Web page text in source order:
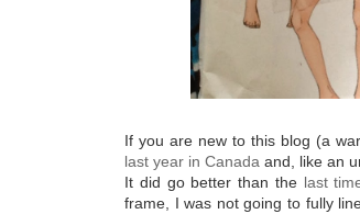
If you are new to this blog (a
last year in Canada and, like an
It did go better than the last
frame, I was not going to fully